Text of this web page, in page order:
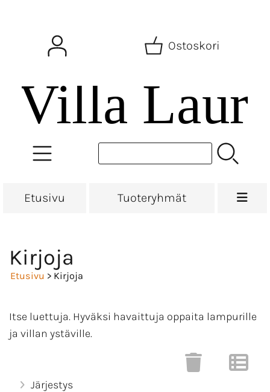
Ostoskori
Etusivu Tuoteryhmät
Kirjoja
Etusivu > Kirjoja
Itse luettuja. Hyväksi havaittuja oppaita lampurille
ja villan ystäville.
Järjestys